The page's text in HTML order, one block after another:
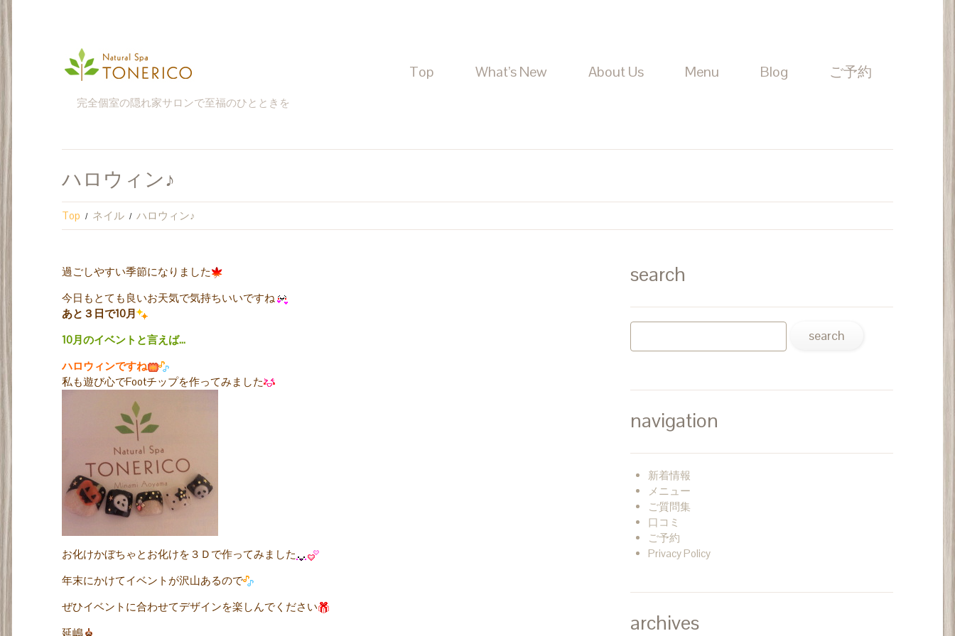
完全個室の隠れ家サロンで至福のひとときを
Top What’s New About Us Menu Blog ご予約
ハロウィン♪
Top ネイル ハロウィン♪
過ごしやすい季節になりました
今日もとても良いお天気で気持ちいいですね
あと３日で10月
10月のイベントと言えば…
ハロウィンですね
私も遊び心でFootチップを作ってみました
お化けかぼちゃとお化けを３Ｄで作ってみました
年末にかけてイベントが沢山あるので
ぜひイベントに合わせてデザインを楽しんでください
延嶋
search
navigation
新着情報
メニュー
ご質問集
口コミ
ご予約
Privacy Policy
archives